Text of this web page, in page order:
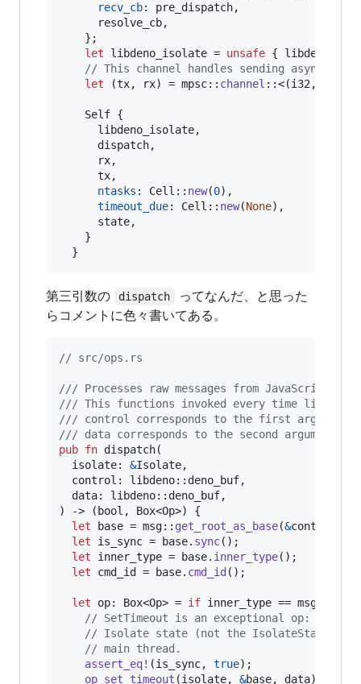
recv_cb: pre_dispatch,
      resolve_cb
,
} ;
let libdeno_isolate = unsafe { libdeno
// This channel handles sending async
let
(tx, rx) = mpsc:: channel ::<(i32 ,
Self {
      libdeno_isolate
,
      dispatch
,
      rx
,
      tx
,
ntasks : Cell :: new(0) ,
timeout_due: Cell :: new(None) ,
      state
,
}
}
第三引数の dispatch
ってなんだ、と思った
らコメントに色々書いてある。
// src/ops.rs
/// Processes raw messages from JavaScript.
/// This functions invoked every time
/// control corresponds to the first argument
/// data corresponds to the second argument
pub fn dispatch(
isolate: &Isolate,
control : libdeno:: deno_buf,
data: libdeno:: deno_buf,
)
-> ( bool , Box<Op>)
{
let base = msg:: get_root_as_base(&control
let is_sync = base. sync( ) ;
let inner_type = base. inner_type( ) ;
let cmd_id = base. cmd_id ( ) ;
let op: Box<Op> = if inner_type == msg
// SetTimeout is an exceptional op: the
// Isolate state (not the IsolateState
// main thread.
assert_eq! (is_sync, true) ;
op_set_timeout (isolate, &base, data)